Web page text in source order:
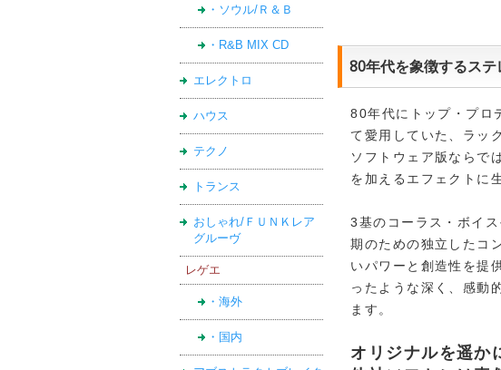
・ソウル/Ｒ＆Ｂ
・R&B MIX CD
エレクトロ
ハウス
テクノ
トランス
おしゃれ/ＦＵＮＫレア
グルーヴ
レゲエ
・海外
・国内
80年代を象徴するス
80年代にトップ・プロ
て愛用していた、ラッ
ソフトウェア版ならで
を加えるエフェクトに
3基のコーラス・ボイ
期のための独立したコ
いパワーと創造性を提
ったような深く、感動
ます。
オリジナルを遥か